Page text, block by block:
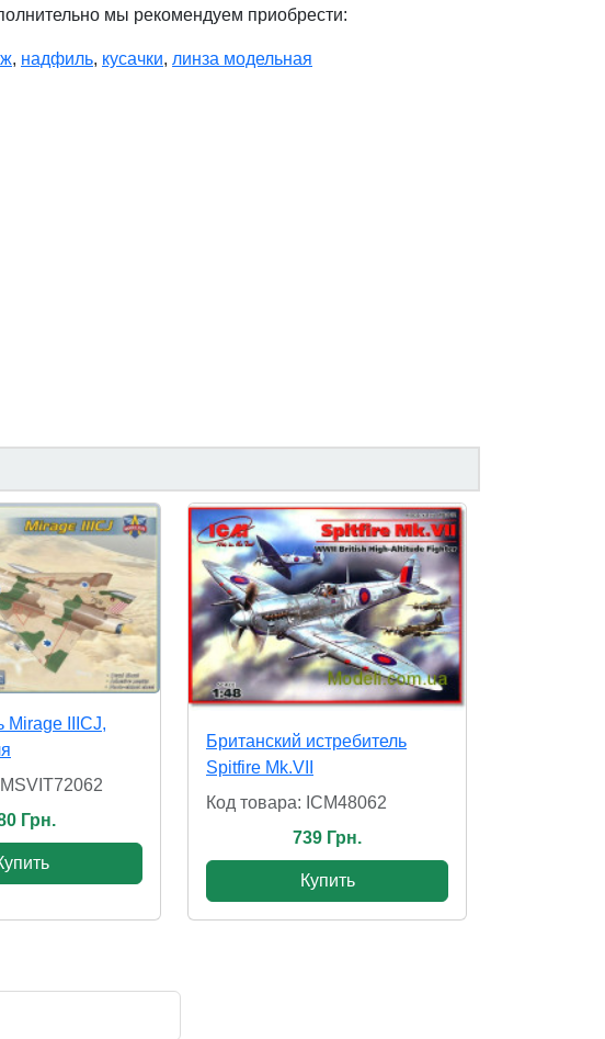
мы рекомендуем приобрести:
, надфиль, кусачки, линза модельная
Mirage IIICJ,
Грн.
Британский истребитель
Spitfire Mk.VII
Код товара: ICM48062
739 Грн.
Купить